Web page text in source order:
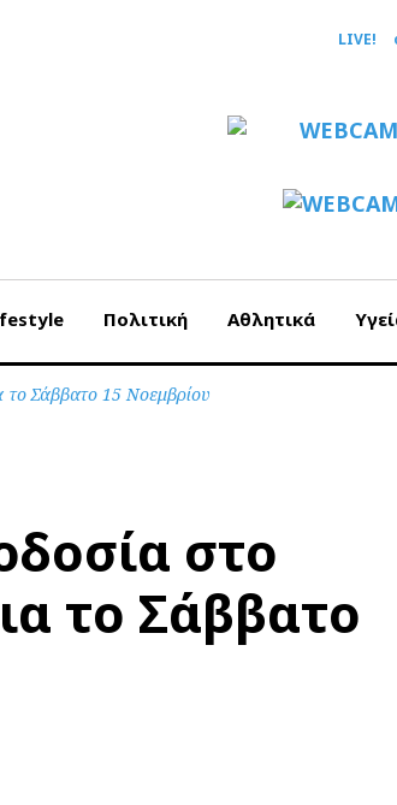
LIVE!
Πολιτική Αθλητικά
το Σάββατο 15 Νοεμβρίου
στο
το Σάββατο